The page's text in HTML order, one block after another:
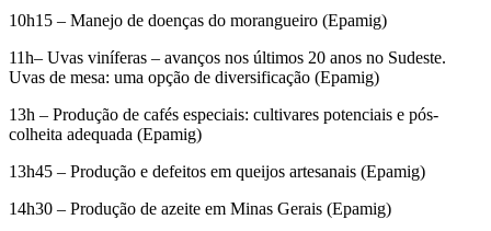
10h15 – Manejo de doenças do morangueiro (Epamig)
11h– Uvas viníferas – avanços nos últimos 20 anos no Sudeste.
Uvas de mesa: uma opção de diversificação (Epamig)
13h – Produção de cafés especiais: cultivares potenciais e pós-
colheita adequada (Epamig)
13h45 – Produção e defeitos em queijos artesanais (Epamig)
14h30 – Produção de azeite em Minas Gerais (Epamig)